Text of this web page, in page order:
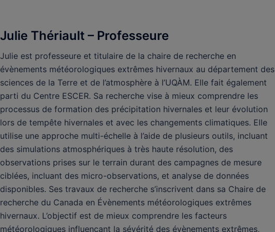
Julie Thériault – Professeure
Julie est professeure et titulaire de la chaire de recherche en
évènements météorologiques extrêmes hivernaux au département des
sciences de la Terre et de l’atmosphère à l’UQÀM. Elle fait également
parti du Centre ESCER. Sa recherche vise à mieux comprendre les
processus de formation des précipitation hivernales et leur évolution
lors de tempête hivernales et avec les changements climatiques. Elle
utilise une approche multi-échelle à l’aide de plusieurs outils, incluant
des simulations atmosphériques à très haute résolution, des
observations prises sur le terrain durant des campagnes de mesure
ciblées, incluant des micro-observations, et analyse de données
disponibles. Ses travaux de recherche s’inscrivent dans sa Chaire de
recherche du Canada en Évènements météorologiques extrêmes
hivernaux. L’objectif est de mieux comprendre les facteurs
météorologiques influençant la sévérité des évènements extrêmes,